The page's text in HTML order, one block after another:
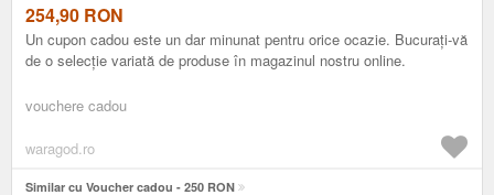
254,90 RON
Un cupon cadou este un dar minunat pentru orice ocazie. Bucurați-vă
de o selecție variată de produse în magazinul nostru online.
vouchere cadou
waragod.ro
Similar cu Voucher cadou - 250 RON